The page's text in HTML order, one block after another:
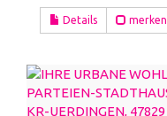
Details merken